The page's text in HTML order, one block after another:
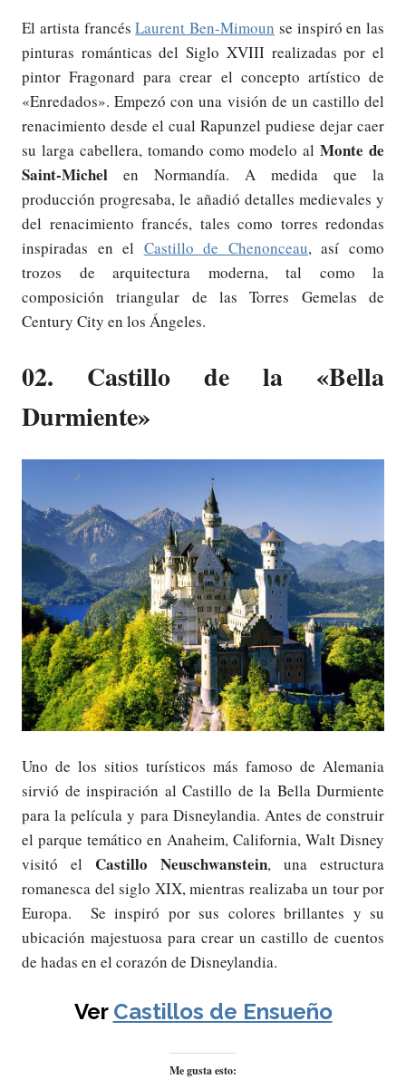
El artista francésLaurent Ben-Mimoun se inspiró en las
pinturas románticas del Siglo XVIII realizadas por el
pintor Fragonard para crear el concepto artístico de
«Enredados». Empezó con una visión de un castillo del
renacimiento desde el cual Rapunzel pudiese dejar caer
su larga cabellera, tomando como modelo al Monte de
Saint-Michel en Normandía. A medida que la
producción progresaba, le añadió detalles medievales y
del renacimiento francés, tales como torres redondas
inspiradas en el Castillo de Chenonceau, así como
trozos de arquitectura moderna, tal como la
composición triangular de las Torres Gemelas de
Century City en los Ángeles.
02. Castillo de la «Bella
Durmiente»
Uno de los sitios turísticos más famoso de Alemania
sirvió de inspiración al Castillo de la Bella Durmiente
para la película y para Disneylandia. Antes de construir
el parque temático en Anaheim, California, Walt Disney
visitó el Castillo Neuschwanstein, una estructura
romanesca del siglo XIX, mientras realizaba un tour por
Europa. Se inspiró por sus colores brillantes y su
ubicación majestuosa para crear un castillo de cuentos
de hadas en el corazón de Disneylandia.
Ver Castillos de Ensueño
Me gusta esto: